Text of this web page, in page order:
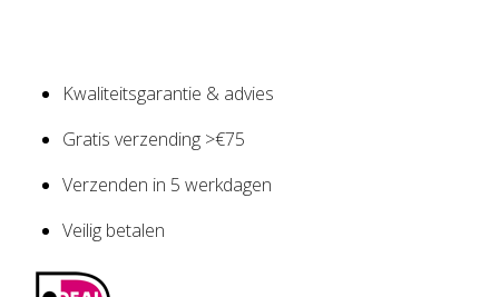
Kwaliteitsgarantie & advies
Gratis verzending >€75
Verzenden in 5 werkdagen
Veilig betalen